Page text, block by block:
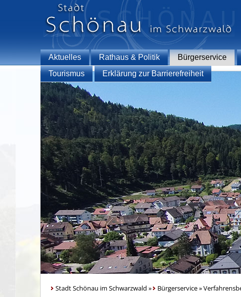
Aktuelles Rathaus & Politik Bürgerservice
Tourismus
Erklärung zur Barrierefreiheit
Stadt Schönau im Schwarzwald » Bürgerservice»